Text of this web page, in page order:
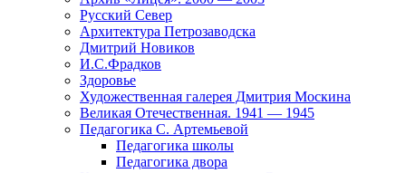
Русский Север
Архитектура Петрозаводска
Дмитрий Новиков
И.С.Фрадков
Здоровье
Художественная галерея Дмитрия Москина
Великая Отечественная. 1941 — 1945
Педагогика С. Артемьевой
Педагогика школы
Педагогика двора